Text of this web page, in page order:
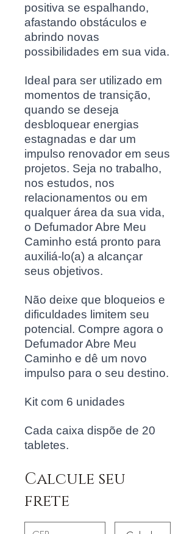
positiva se espalhando,
afastando obstáculos e
abrindo novas
possibilidades em sua vida.
Ideal para ser utilizado em
momentos de transição,
quando se deseja
desbloquear energias
estagnadas e dar um
impulso renovador em seus
projetos. Seja no trabalho,
nos estudos, nos
relacionamentos ou em
qualquer área da sua vida,
o Defumador Abre Meu
Caminho está pronto para
auxiliá-lo(a) a alcançar
seus objetivos.
Não deixe que bloqueios e
dificuldades limitem seu
potencial. Compre agora o
Defumador Abre Meu
Caminho e dê um novo
impulso para o seu destino.
Kit com 6 unidades
Cada caixa dispõe de 20
tabletes.
Calcule seu
frete